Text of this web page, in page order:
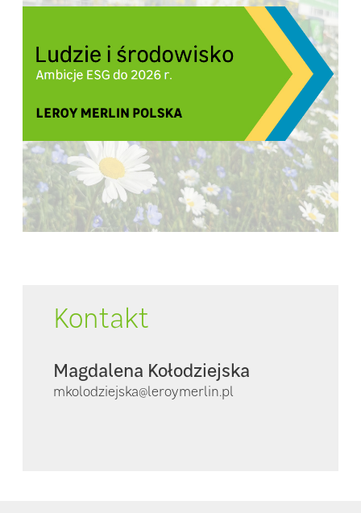
Kontakt
Magdalena Kołodziejska
mkolodziejska@leroymerlin.pl